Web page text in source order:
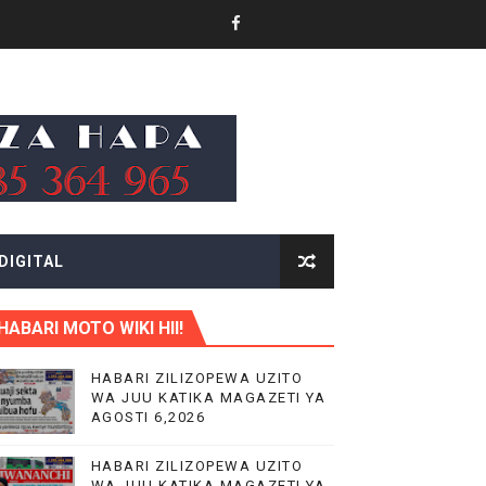
TAIFA
MOTO WIKI HII!
HABARI ZILIZOPEWA UZITO
WA JUU KATIKA MAGAZETI YA
AGOSTI 6,2026
HABARI ZILIZOPEWA UZITO